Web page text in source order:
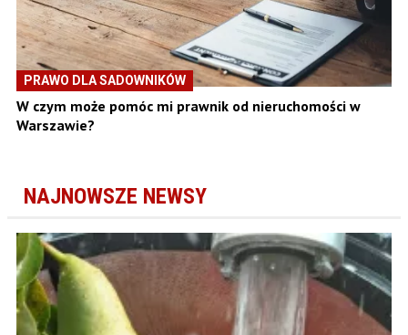
PRAWO DLA SADOWNIKÓW
W czym może pomóc mi prawnik od nieruchomości w
Warszawie?
NAJNOWSZE NEWSY